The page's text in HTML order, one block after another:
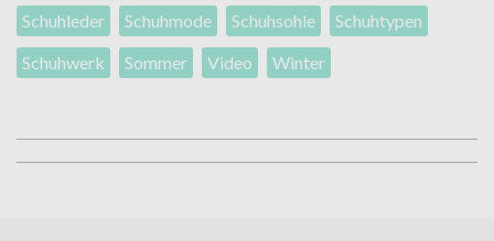
Schuhleder
Schuhmode Schuhsohle
Schuhtypen
Schuhwerk
Sommer Video Winter